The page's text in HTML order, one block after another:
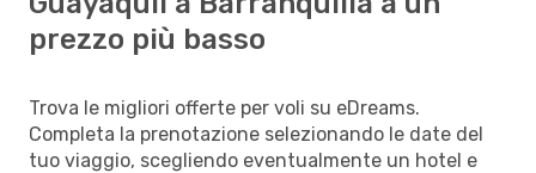
prezzo più basso
Trova le migliori offerte per voli su eDreams.
Completa la prenotazione selezionando le date del
tuo viaggio, scegliendo eventualmente un hotel e